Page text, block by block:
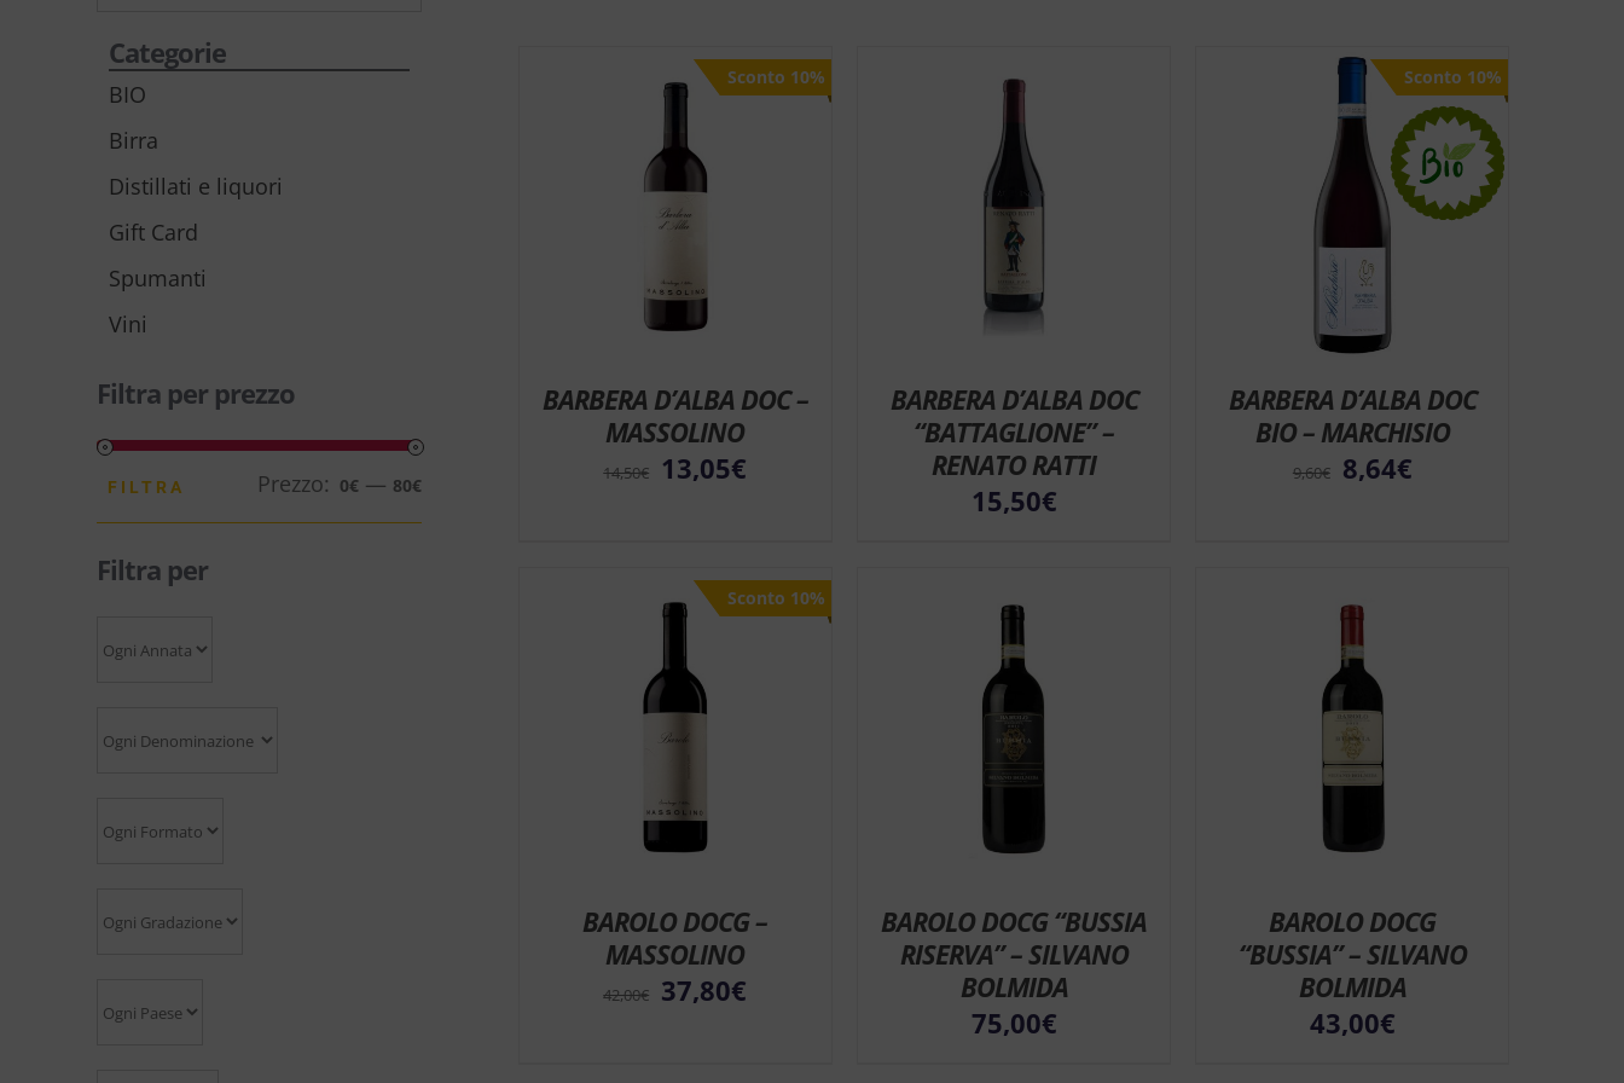
Sconto 10%
Sconto 10%
BARBERA D’ALBA DOC –
MASSOLINO
14,50€ 13,05€
BARBERA D’ALBA DOC
“BATTAGLIONE” –
RENATO RATTI
15,50€
Sconto 10%
Sconto 10%
BARBERA D’ALBA DOC
BIO – MARCHISIO
9,60€ 8,64€
Sconto 10%
Sconto 10%
BAROLO DOCG –
MASSOLINO
42,00€ 37,80€
BAROLO DOCG “BUSSIA
RISERVA” – SILVANO
BOLMIDA
75,00€
BAROLO DOCG
“BUSSIA” – SILVANO
BOLMIDA
43,00€
Categorie
BIO
Birra
Distillati e liquori
Gift Card
Spumanti
Vini
Filtra per prezzo
Prezzo
Min
Prezzo
Max
FILTRA Prezzo: 0€ — 80€
Filtra per